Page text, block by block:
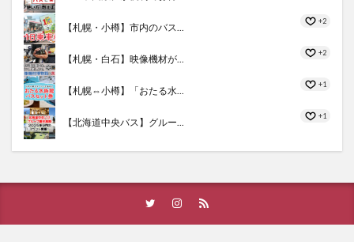
【札幌・小樽】市内のバス...
+2
【札幌・白石】映像機材が...
+2
【札幌⇔小樽】「おたる水...
+1
【北海道中央バス】グルー...
+1